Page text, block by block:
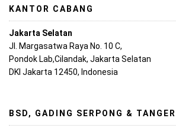
KANTOR CABANG
Jakarta Selatan
Jl. Margasatwa Raya No. 10 C,
Pondok Lab,Cilandak, Jakarta Selatan
DKI Jakarta 12450, Indonesia
BSD, GADING SERPONG &